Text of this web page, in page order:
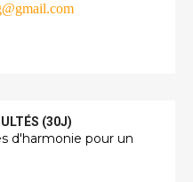
(30J)
d'harmonie pour un